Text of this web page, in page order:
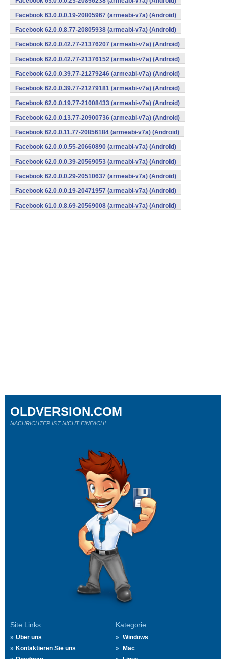
Facebook 63.0.0.0.19-20805967 (armeabi-v7a) (Android)
Facebook 62.0.0.8.77-20805938 (armeabi-v7a) (Android)
Facebook 62.0.0.42.77-21376207 (armeabi-v7a) (Android)
Facebook 62.0.0.42.77-21376152 (armeabi-v7a) (Android)
Facebook 62.0.0.39.77-21279246 (armeabi-v7a) (Android)
Facebook 62.0.0.39.77-21279181 (armeabi-v7a) (Android)
Facebook 62.0.0.19.77-21008433 (armeabi-v7a) (Android)
Facebook 62.0.0.13.77-20900736 (armeabi-v7a) (Android)
Facebook 62.0.0.11.77-20856184 (armeabi-v7a) (Android)
Facebook 62.0.0.0.55-20660890 (armeabi-v7a) (Android)
Facebook 62.0.0.0.39-20569053 (armeabi-v7a) (Android)
Facebook 62.0.0.0.29-20510637 (armeabi-v7a) (Android)
Facebook 62.0.0.0.19-20471957 (armeabi-v7a) (Android)
Facebook 61.0.0.8.69-20569008 (armeabi-v7a) (Android)
Site Links
Über uns
Kontaktieren Sie uns
Kategorie
Windows
Mac
OLDVERSION.COM
NACHRICHTER IST NICHT EINFACH!